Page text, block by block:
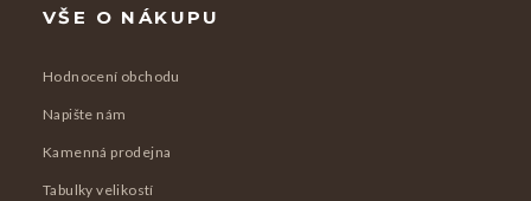
VŠE O NÁKUPU
Hodnocení obchodu
Napište nám
Kamenná prodejna
Tabulky velikostí